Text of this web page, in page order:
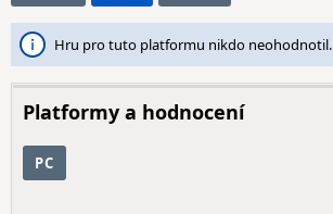
Hru pro tuto platformu nikdo neohodnotil.
Platformy a hodnocení
PC